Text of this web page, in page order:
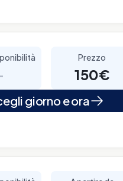
Prezzo
150€
giorno e ora